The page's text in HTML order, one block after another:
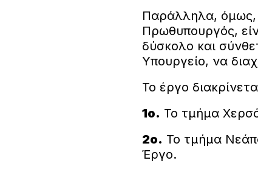
Παράλληλα,
Πρωθυπουργός,
δύσκολο και
Υπουργείο, να
Το έργο
1ο. Το τμήμα
2ο. Το τμήμα
Έργο.